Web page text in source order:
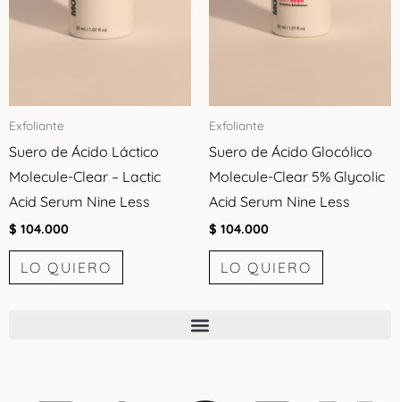
Exfoliante
Suero de Ácido Láctico
Molecule-Clear – Lactic
Acid Serum Nine Less
$ 104.000
LO QUIERO
Exfoliante
Suero de Ácido Glocólico
Molecule-Clear 5% Glycolic
Acid Serum Nine Less
$ 104.000
LO QUIERO